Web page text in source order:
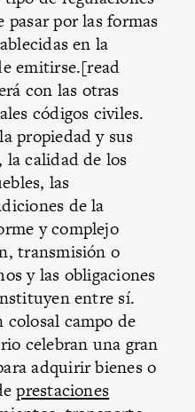
por las formas
en la
emitirse.[read
con las otras
códigos civiles.
propiedad y sus
calidad de los
las
de la
y complejo
transmisión o
y las obligaciones
entre sí.
campo de
celebran una gran
adquirir bienes o
prestaciones